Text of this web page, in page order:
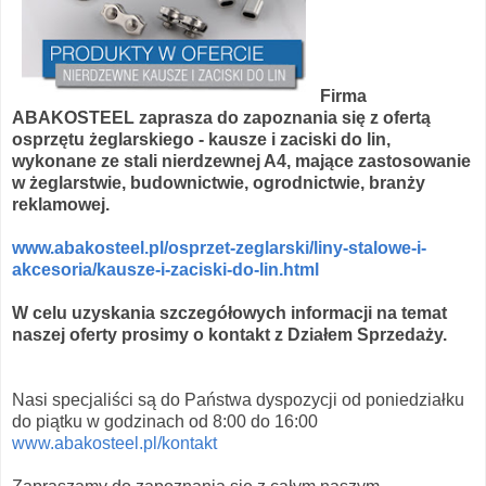
Firma
ABAKOSTEEL zaprasza do zapoznania się z ofertą
osprzętu żeglarskiego - kausze i zaciski do lin,
wykonane ze stali nierdzewnej A4, mające zastosowanie
w żeglarstwie, budownictwie, ogrodnictwie, branży
reklamowej.
www.abakosteel.pl/osprzet-zeglarski/liny-stalowe-i-
akcesoria/kausze-i-zaciski-do-lin.html
W celu uzyskania szczegółowych informacji na temat
naszej oferty prosimy o kontakt z Działem Sprzedaży.
Nasi specjaliści są do Państwa dyspozycji od poniedziałku
do piątku w godzinach od 8:00 do 16:00
www.abakosteel.pl/kontakt